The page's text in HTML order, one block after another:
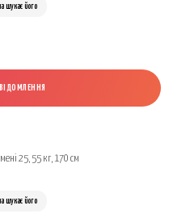
шукає його
25, 55 кг, 170 см
шукає його